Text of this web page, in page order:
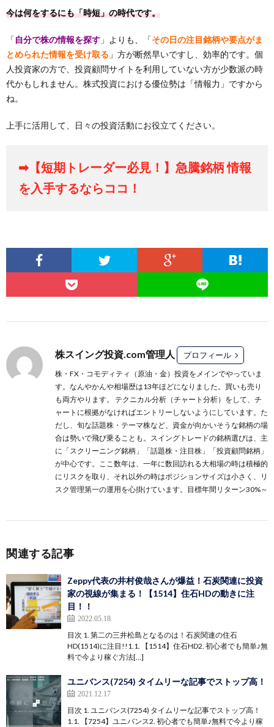
今は何をするにも「時短」の時代です。
「自分で株の情報を探す 」よりも、「その日の注目銘柄や要点がま
とめられた情報を受け取る 」方が断然早いですし、効率的です。個
人投資家の方で、投資顧問サイトを利用していない方が少数派の時
代かもしれません。株式投資における優位勢は「情報力」ですから
ね。
上手に活用して、日々の投資活動にお役立てください。
➡【短期トレーダー必見！】急騰銘柄 情報
を入手するならココ！
株スイング投資.com管理人 プロフィール
株・FX・コモディティ（原油・金）投資をメインでやっていま
す。なんやかんや相場歴は13年ほどになりました。買いも売り
も両方やります。 テクニカル分析（チャート分析）をして、チ
ャートに根拠がなければエントリーしないようにしています。た
だし、旬な話題株・テーマ株など、資金が向かいそうな銘柄の場
合は勢いで飛び乗ることも。スイングトレードの銘柄選びは、主
に 「スクリーニング銘柄」 「話題株・注目株」
「投資顧問銘柄」
が中心です。ここ数年は、一年に数回訪れる大相場の時は積極的
にリスクを取り、それ以外の時はポジションサイズは小さく、リ
スク管理第一の運用を心掛けています。目標年間リターン30%～
関連する記事
Zeppy代表の井村俊哉さんが爆益！石炭関連に投資
家の視線が集まる！【1514】住石HDの動きに注
目！！
2022.05.18
目次 1. 第二の三井松島となるのは！石炭関連の住石
HD(1514)に注目!!1.1. 【1514】住石HD2. 初心者でも簡単♪無
料で今より稼ぐ方法[…]
ユニバンス(7254) タイムリーな記事でストップ高！
2021.12.17
目次 1. ユニバンス(7254) タイムリーな記事でストップ高！
1.1. 【7254】ユニバンス2. 初心者でも簡単♪無料で今より稼